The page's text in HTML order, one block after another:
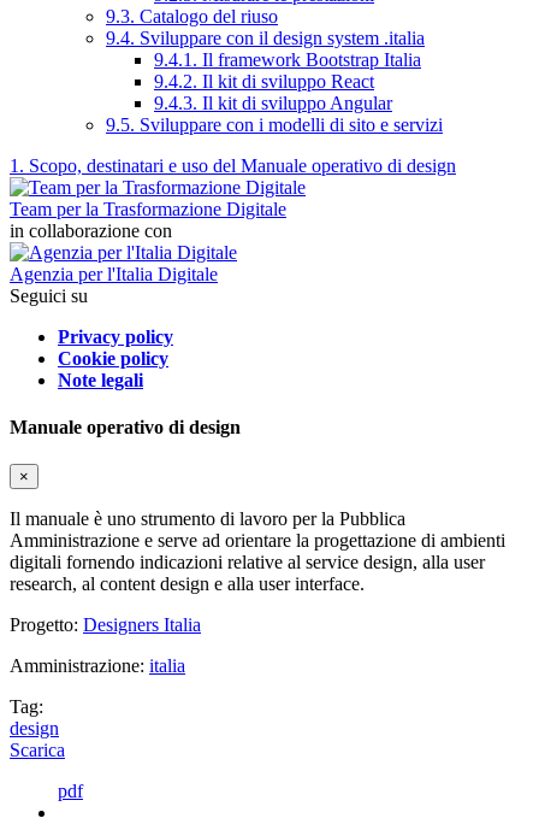
9.3. Catalogo del riuso
9.4. Sviluppare con il design system .italia
9.4.1. Il framework Bootstrap Italia
9.4.2. Il kit di sviluppo React
9.4.3. Il kit di sviluppo Angular
9.5. Sviluppare con i modelli di sito e servizi
1. Scopo, destinatari e uso del Manuale operativo di design
Team per la Trasformazione Digitale
in collaborazione con
Agenzia per l'Italia Digitale
Seguici su
Privacy policy
Cookie policy
Note legali
Manuale operativo di design
×
Il manuale è uno strumento di lavoro per la Pubblica
Amministrazione e serve ad orientare la progettazione di ambienti
digitali fornendo indicazioni relative al service design, alla user
research, al content design e alla user interface.
Progetto: Designers Italia
Amministrazione: italia
Tag:
design
Scarica
pdf